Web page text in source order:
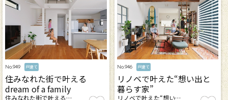
No.949 戸建て
住みなれた街で叶える
dream of a family
住みなれた街で叶える…
No.946 戸建て
リノベで叶えた“想い出と
暮らす家”
リノベで叶えた“想い…